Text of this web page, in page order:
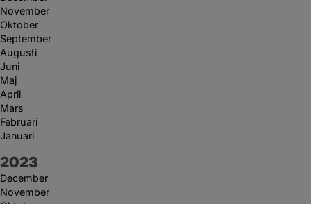
November
Oktober
September
Augusti
Juni
Maj
April
Mars
Februari
Januari
År:
2023
December
November